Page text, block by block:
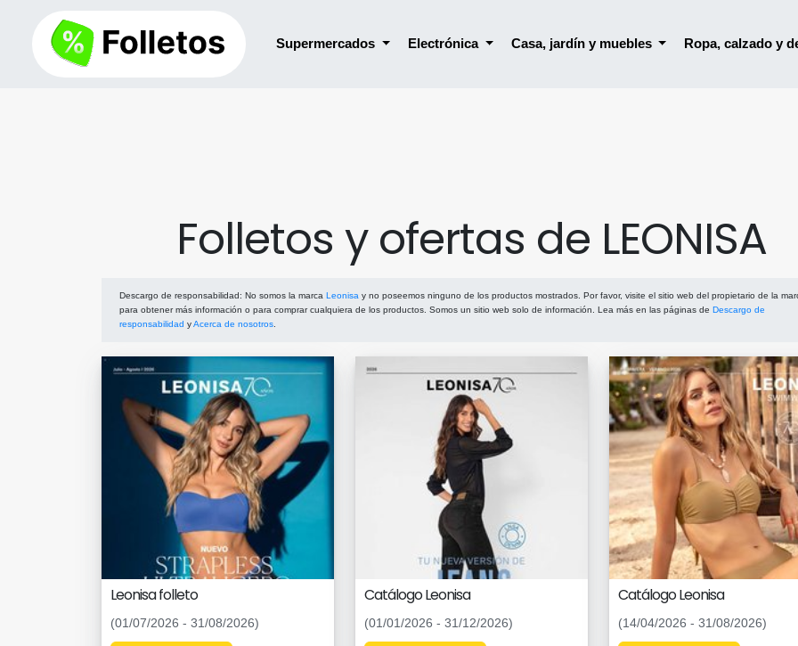
Supermercados Electrónica Casa, jardín y muebles Ropa, calzado y
Folletos y ofertas de LEONISA
Descargo de responsabilidad: No somos la marca Leonisa y no poseemos ninguno de los productos mostrados. Por favor, visite el sitio web del propietario de la
para obtener más información o para comprar cualquiera de los productos. Somos un sitio web solo de información. Lea más en las páginas de Descargo de
responsabilidad yAcerca de nosotros
Leonisa folleto
(01/07/2026 - 31/08/2026)
Catálogo Leonisa
(01/01/2026 - 31/12/2026)
Catálogo Leonisa
(14/04/2026 - 31/08/2026)